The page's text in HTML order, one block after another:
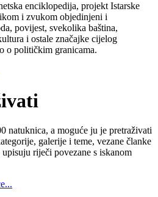
enciklopedija, projekt Istarske
i zvukom objedinjeni i
povijest, svekolika baština,
i ostale značajke cijelog
o političkim granicama.
natuknica, a moguće ju je pretraživati
galerije i teme, vezane članke
riječi povezane s iskanom